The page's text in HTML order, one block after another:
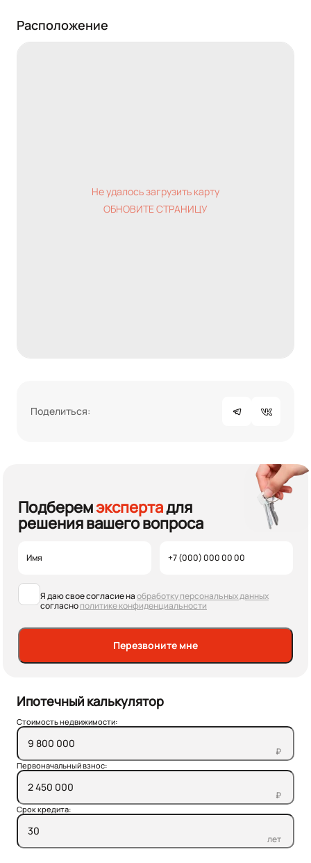
Расположение
Не удалось загрузить карту
ОБНОВИТЕ СТРАНИЦУ
Поделиться:
Подберемэкспертадля
решения вашего вопроса
Я даю свое согласие наобработку персональных данных
согласнополитике конфиденциальности
Перезвоните мне
Ипотечный калькулятор
Стоимость недвижимости:
₽
Первоначальный взнос:
₽
Срок кредита:
лет